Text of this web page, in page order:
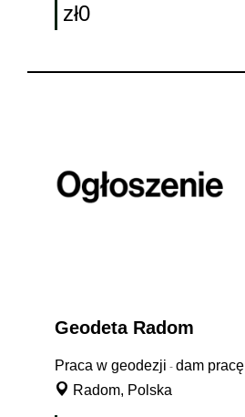
zł0
Geodeta Radom
Praca w geodezji - dam pracę
Radom, Polska